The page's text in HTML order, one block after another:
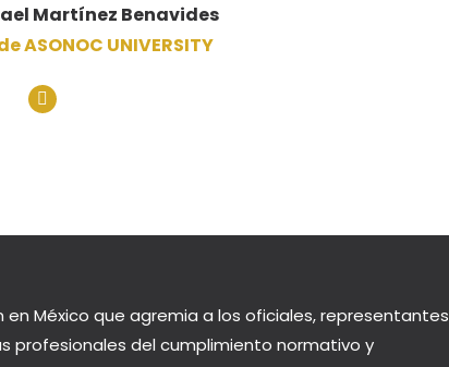
Martínez Benavides
ASONOC UNIVERSITY
Linkedin
en México que agremia a los oficiales, representantes
profesionales del cumplimiento normativo y